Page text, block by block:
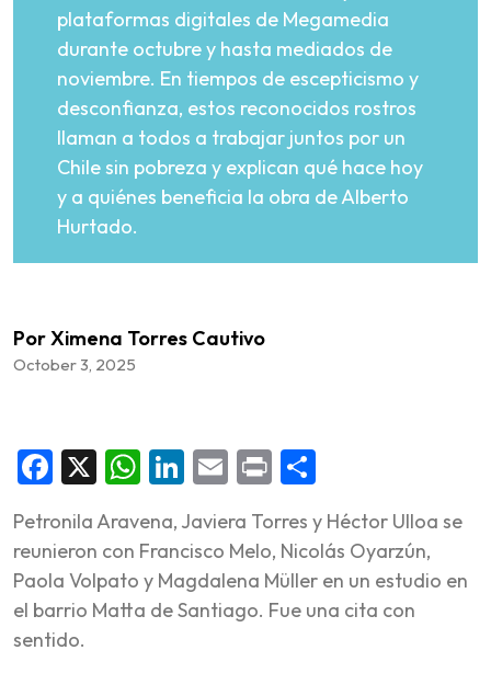
plataformas digitales de Megamedia
durante octubre y hasta mediados de
noviembre. En tiempos de escepticismo y
desconfianza, estos reconocidos rostros
llaman a todos a trabajar juntos por un
Chile sin pobreza y explican qué hace hoy
y a quiénes beneficia la obra de Alberto
Hurtado.
Por Ximena Torres Cautivo
October 3, 2025
Facebook
X WhatsApp
LinkedIn
Email
Print
Petronila Aravena, Javiera Torres y Héctor Ulloa se
reunieron con Francisco Melo, Nicolás Oyarzún,
Paola Volpato y Magdalena Müller en un estudio en
el barrio Matta de Santiago. Fue una cita con
sentido.